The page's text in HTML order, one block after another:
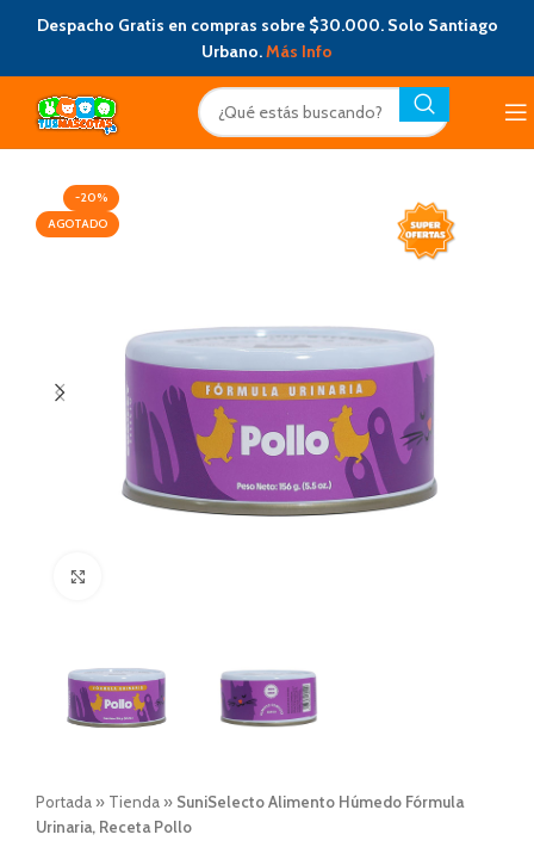
Despacho Gratis en compras sobre $30.000. Solo Santiago
Urbano.Más Info
-20%
AGOTADO
Portada » Tienda » SuniSelecto Alimento Húmedo Fórmula
Urinaria, Receta Pollo